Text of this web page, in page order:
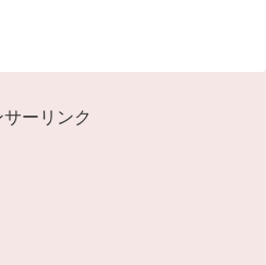
サーリンク